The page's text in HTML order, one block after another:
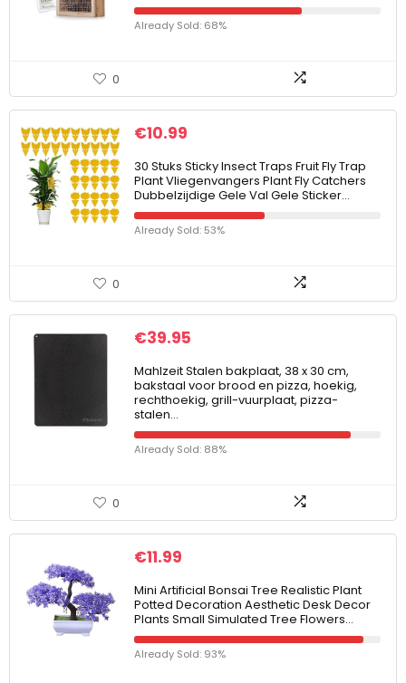
Already Sold: 68%
0
€10.99
30 Stuks Sticky Insect Traps Fruit Fly Trap
Plant Vliegenvangers Plant Fly Catchers
Dubbelzijdige Gele Val Gele Sticker…
Already Sold: 53%
0
€39.95
Mahlzeit Stalen bakplaat, 38 x 30 cm,
bakstaal voor brood en pizza, hoekig,
rechthoekig, grill-vuurplaat, pizza-
stalen…
Already Sold: 88%
0
€11.99
Mini Artificial Bonsai Tree Realistic Plant
Potted Decoration Aesthetic Desk Decor
Plants Small Simulated Tree Flowers…
Already Sold: 93%